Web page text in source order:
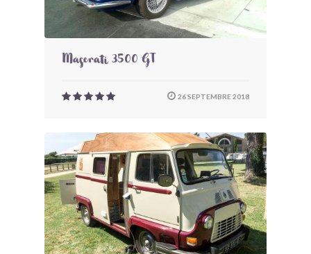
Maserati 3500 GT
26 SEPTEMBRE 2018